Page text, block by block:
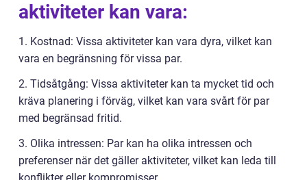
aktiviteter kan vara:
1. Kostnad: Vissa aktiviteter kan vara dyra, vilket kan
vara en begränsning för vissa par.
2. Tidsåtgång: Vissa aktiviteter kan ta mycket tid och
kräva planering i förväg, vilket kan vara svårt för par
med begränsad fritid.
3. Olika intressen: Par kan ha olika intressen och
preferenser när det gäller aktiviteter, vilket kan leda till